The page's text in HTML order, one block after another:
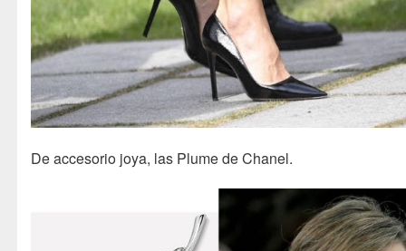
De accesorio joya, las Plume de Chanel.